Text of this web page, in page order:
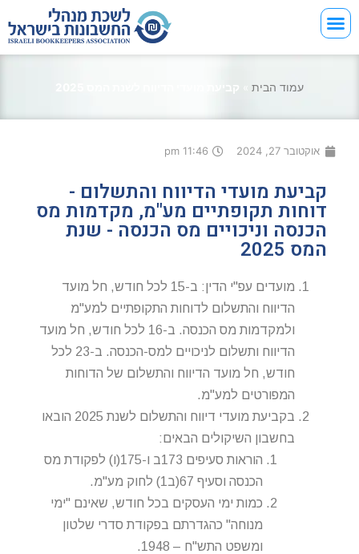
עמוד הבית קביעת מועדי הדיווח לשנת המס 2025
אוקטובר 27, 2024 11:46 pm
קביעת מועדי הדיווח והתשלום -
דוחות תקופתיים מע"מ, מקדמות מס
הכנסה וניכויים מס הכנסה - שנת
המס 2025
מועדים עפ"י הדין: ב-15 לכל חודש, חל מועד
הדיווח והתשלום לדוחות התקופתיים למע"מ
ולמקדמות מס הכנסה. ב-16 לכל חודש, חל מועד
הדיווח ותשלום לניכויים למס-הכנסה. ב-23 לכל
חודש, חל מועד הדיווח והתשלום של הדוחות
המפורטים למע"מ.
בקביעת מועדי דיווח והתשלום לשנת 2025 הובאו
בחשבון השיקולים הבאים:
הוראות סעיפים 173ב ו-175(ו) לפקודת מס
הכנסה וסעיף 67(ב1) לחוק מע"מ.
כמות ימי העסקים בכל חודש, שאינם "ימי
מנוחה" כהגדרתם בפקודת סדרי שלטון
ומשפט התש"ח – 1948.